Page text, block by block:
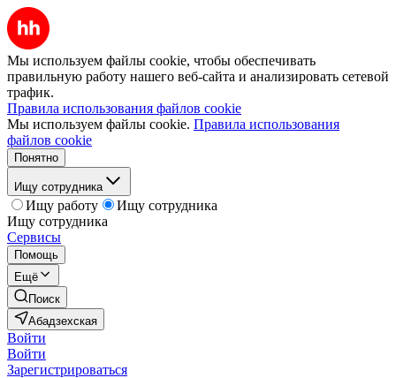
Мы используем файлы cookie, чтобы обеспечивать
правильную работу нашего веб-сайта и анализировать сетевой
трафик.
Правила использования файлов cookie
Мы используем файлы cookie. Правила использования
файлов cookie
Понятно
Ищу сотрудника
Ищу работу
Ищу сотрудника
Ищу сотрудника
Сервисы
Помощь
Ещё
Поиск
Абадзехская
Войти
Войти
Зарегистрироваться